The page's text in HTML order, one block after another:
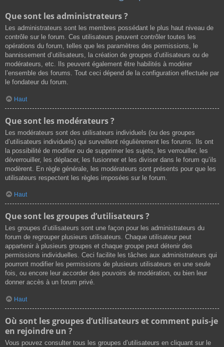
Que sont les administrateurs ?
Les administrateurs sont les membres possédant le plus haut niveau de
contrôle sur le forum. Ces utilisateurs peuvent contrôler toutes les
opérations du forum, telles que les paramètres des permissions, le
bannissement d’utilisateurs, la création de groupes d’utilisateurs ou de
modérateurs, etc. Ils peuvent également être habilités à modérer
l’ensemble des forums. Tout ceci dépend de la configuration effectuée par
le fondateur du forum.
Haut
Que sont les modérateurs ?
Les modérateurs sont des utilisateurs individuels (ou des groupes
d’utilisateurs individuels) qui surveillent régulièrement les forums. Ils ont
la possibilité de modifier ou de supprimer les sujets, les verrouiller, les
déverrouiller, les déplacer, les fusionner et les diviser dans le forum qu’ils
modèrent. En règle générale, les modérateurs sont présents pour que les
utilisateurs respectent les règles imposées sur le forum.
Haut
Que sont les groupes d’utilisateurs ?
Les groupes d’utilisateurs sont une façon pour les administrateurs du
forum de regrouper plusieurs utilisateurs. Chaque utilisateur peut
appartenir à plusieurs groupes et chaque groupe peut détenir des
permissions individuelles. Ceci facilite les tâches aux administrateurs qui
pourront modifier les permissions de plusieurs utilisateurs en une seule
fois, ou encore leur accorder des pouvoirs de modération, ou bien leur
donner accès à un forum privé.
Haut
Où sont les groupes d’utilisateurs et comment puis-je
en rejoindre un ?
Vous pouvez consulter tous les groupes d’utilisateurs en cliquant sur le